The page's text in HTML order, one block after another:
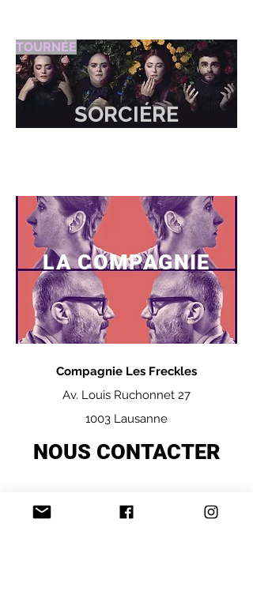
TOURNÉE
SORCIÉRE
LA COMPAGNIE
Compagnie Les Freckles
Av. Louis Ruchonnet 27
1003 Lausanne
NOUS CONTACTER
© 2019 par Freckles - Tous droits réservés